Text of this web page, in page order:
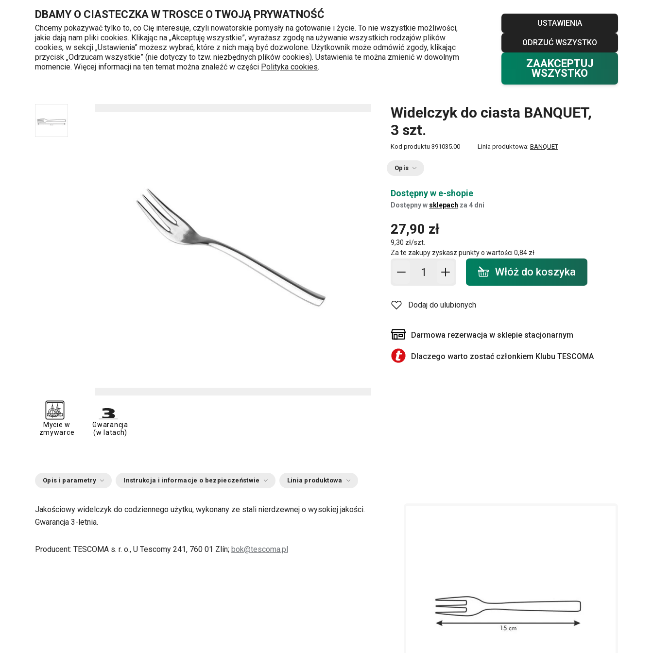
DBAMY O CIASTECZKA W TROSCE O TWOJĄ PRYWATNOŚĆ
Chcemy pokazywać tylko to, co Cię interesuje, czyli nowatorskie pomysły na gotowanie i życie. To nie wszystkie możliwości,
jakie dają nam pliki cookies. Klikając na „Akceptuję wszystkie”, wyrażasz zgodę na używanie wszystkich rodzajów plików
cookies, w sekcji „Ustawienia” możesz wybrać, które z nich mają być dozwolone. Użytkownik może odmówić zgody, klikając
przycisk „Odrzucam wszystkie” (nie dotyczy to tzw. niezbędnych plików cookies). Ustawienia te można zmienić w dowolnym
momencie. Więcej informacji na ten temat można znaleźć w części Polityka cookies.
USTAWIENIA
ODRZUĆ WSZYSTKO
ZAAKCEPTUJ
WSZYSTKO
Przejdź do głównej zawartości
Przejdź do wyszukiwania
Przejdź do nawigacji
Blog Klub TESCOMA Kontakt
Kategorie produktów 720 809 700
Poniedziałek - piątek od 8 do 16
Ulubione Zaloguj się
0 Twój koszyk
0,00 zł
Widelczyk do ciasta BANQUET,
3 szt.
Kod produktu 391035.00 Linia produktowa: BANQUET
Opis
Dostępny w e-shopie
Dostępny w sklepach za 4 dni
27,90 zł
9,30 zł/szt.
Za te zakupy zyskasz punkty o wartości 0,84 zł
Dodaj do koszyka - ilość
Włóż do koszyka
Dodaj do ulubionych
Darmowa rezerwacja w sklepie stacjonarnym
Dlaczego warto zostać członkiem Klubu TESCOMA
Mycie w
zmywarce
Gwarancja
(w latach)
Opis i parametry Instrukcja i informacje o bezpieczeństwie Linia produktowa
Jakościowy widelczyk do codziennego użytku, wykonany ze stali nierdzewnej o wysokiej jakości.
Gwarancja 3-letnia.
Producent: TESCOMA s. r. o., U Tescomy 241, 760 01 Zlín; bok@tescoma.pl